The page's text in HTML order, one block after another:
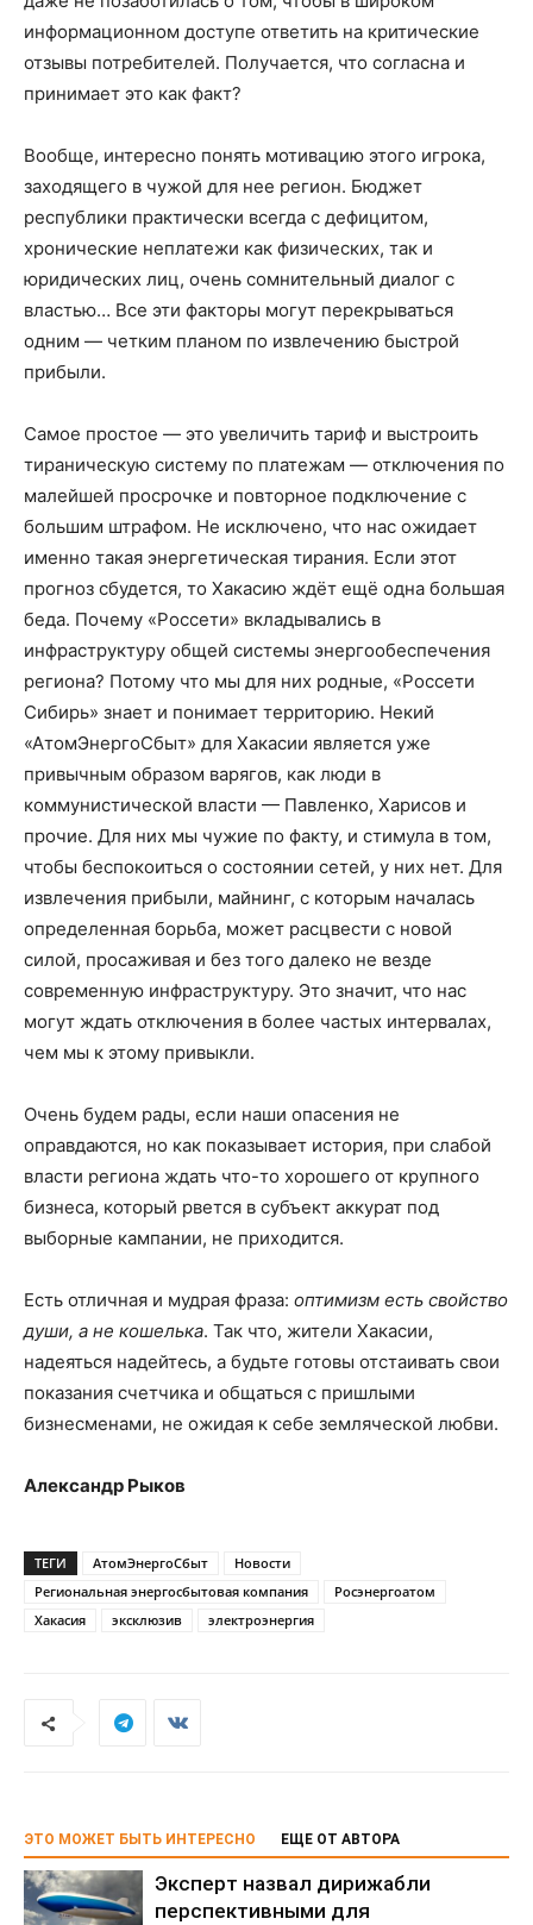
информационном доступе ответить на критические
отзывы потребителей. Получается, что согласна и
принимает это как факт?
Вообще, интересно понять мотивацию этого игрока,
заходящего в чужой для нее регион. Бюджет
республики практически всегда с дефицитом,
хронические неплатежи как физических, так и
юридических лиц, очень сомнительный диалог с
властью… Все эти факторы могут перекрываться
одним — четким планом по извлечению быстрой
прибыли.
Самое простое — это увеличить тариф и выстроить
тираническую систему по платежам — отключения по
малейшей просрочке и повторное подключение с
большим штрафом. Не исключено, что нас ожидает
именно такая энергетическая тирания. Если этот
прогноз сбудется, то Хакасию ждёт ещё одна большая
беда. Почему «Россети» вкладывались в
инфраструктуру общей системы энергообеспечения
региона? Потому что мы для них родные, «Россети
Сибирь» знает и понимает территорию. Некий
«АтомЭнергоСбыт» для Хакасии является уже
привычным образом варягов, как люди в
коммунистической власти — Павленко, Харисов и
прочие. Для них мы чужие по факту, и стимула в том,
чтобы беспокоиться о состоянии сетей, у них нет. Для
извлечения прибыли, майнинг, с которым началась
определенная борьба, может расцвести с новой
силой, просаживая и без того далеко не везде
современную инфраструктуру. Это значит, что нас
могут ждать отключения в более частых интервалах,
чем мы к этому привыкли.
Очень будем рады, если наши опасения не
оправдаются, но как показывает история, при слабой
власти региона ждать что-то хорошего от крупного
бизнеса, который рвется в субъект аккурат под
выборные кампании, не приходится.
Есть отличная и мудрая фраза: оптимизм есть свойство
души, а не кошелька. Так что, жители Хакасии,
надеяться надейтесь, а будьте готовы отстаивать свои
показания счетчика и общаться с пришлыми
бизнесменами, не ожидая к себе земляческой любви.
Александр Рыков
ТЕГИ АтомЭнергоСбыт
Новости
Региональная энергосбытовая компания
Росэнергоатом
Хакасия
эксклюзив электроэнергия
ЭТО МОЖЕТ БЫТЬ ИНТЕРЕСНО ЕЩЕ ОТ АВТОРА
Эксперт назвал дирижабли
перспективными для